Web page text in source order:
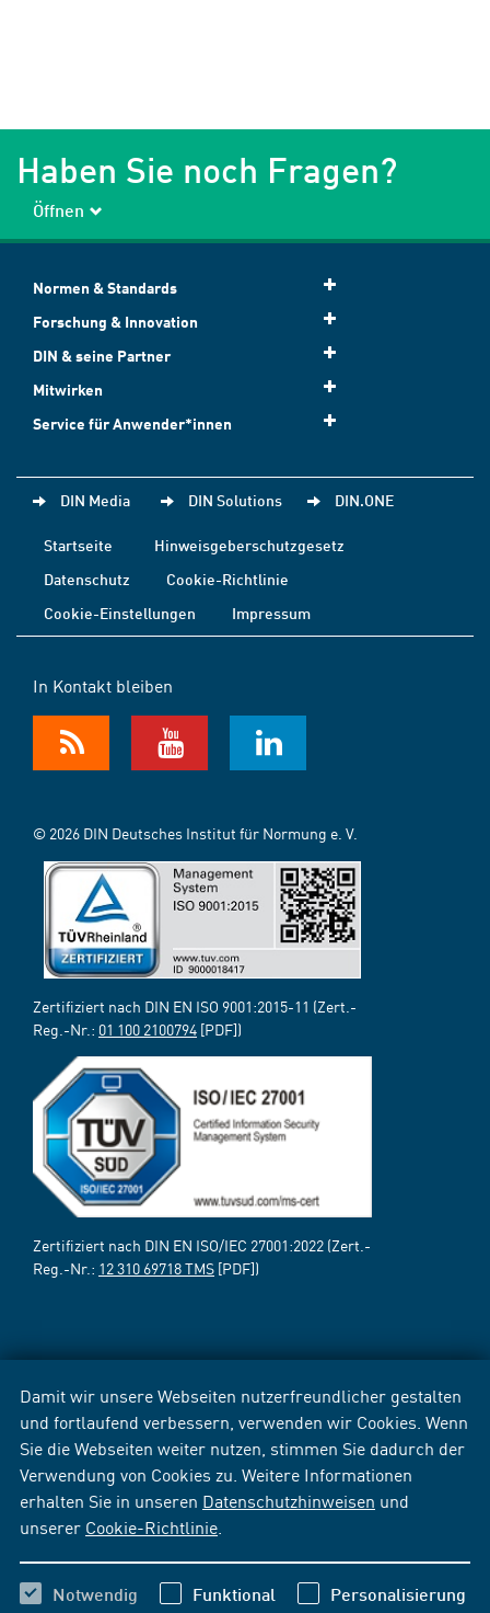
Damit wir unsere Webseiten nutzerfreundlicher gestalten
und fortlaufend verbessern, verwenden wir Cookies. Wenn
Sie die Webseiten weiter nutzen, stimmen Sie dadurch der
Verwendung von Cookies zu. Weitere Informationen
erhalten Sie in unseren Datenschutzhinweisen und
unserer Cookie-Richtlinie
Notwendig Funktional Personalisierung
Haben Sie noch Fragen?
Öffnen
Normen & Standards
Forschung & Innovation
DIN & seine Partner
Mitwirken
Service für Anwender*innen
DIN Media DIN Solutions DIN.ONE
Startseite
Hinweisgeberschutzgesetz
Datenschutz
Cookie-Richtlinie
Cookie-Einstellungen
Impressum
In Kontakt bleiben
© 2026 DIN Deutsches Institut für Normung e. V.
Zertifiziert nach DIN EN ISO 9001:2015-11 (Zert.-
Reg.-Nr.: 01 100 2100794 [PDF])
Zertifiziert nach DIN EN ISO/IEC 27001:2022 (Zert.-
Reg.-Nr.: 12 310 69718 TMS [PDF])